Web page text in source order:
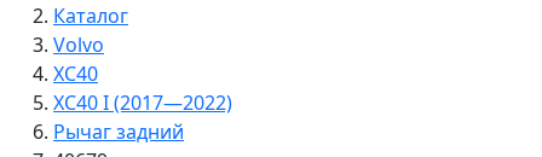
Каталог
Volvo
XC40
XC40 I (2017—2022)
Рычаг задний